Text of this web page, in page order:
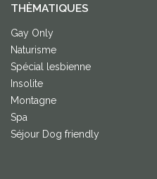
THÈMATIQUES
Gay Only
Naturisme
Spécial lesbienne
Insolite
Montagne
Spa
Séjour Dog friendly